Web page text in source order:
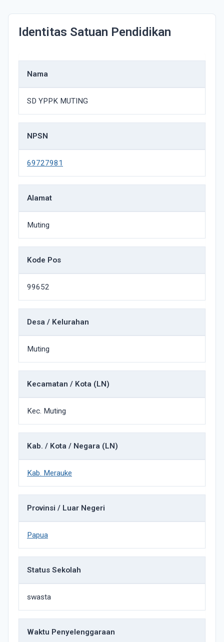
Identitas Satuan Pendidikan
Nama
SD YPPK MUTING
NPSN
69727981
Alamat
Muting
Kode Pos
99652
Desa / Kelurahan
Muting
Kecamatan / Kota (LN)
Kec. Muting
Kab. / Kota / Negara (LN)
Kab. Merauke
Provinsi / Luar Negeri
Papua
Status Sekolah
swasta
Waktu Penyelenggaraan